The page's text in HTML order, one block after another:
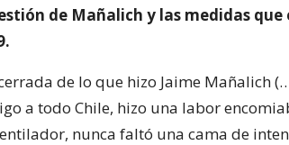
de Mañalich y las medidas
de lo que hizo Jaime Mañalich
a todo Chile, hizo una labor
nunca faltó una cama de